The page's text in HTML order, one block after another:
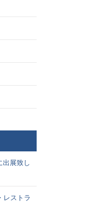
出展致し
レストラ